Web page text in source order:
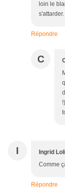
loin le
Répondre
C
I Ingrid
Comme
Répondre